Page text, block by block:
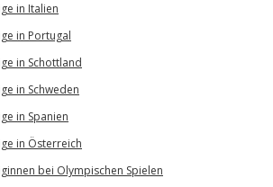
in Italien
in Portugal
in Schottland
in Schweden
in Spanien
in Österreich
bei Olympischen Spielen